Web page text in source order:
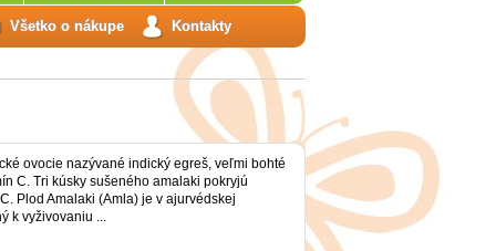
ovocie nazývané indický egreš, veľmi bohté
C. Tri kúsky sušeného amalaki pokryjú
Plod Amalaki (Amla) je v ajurvédskej
k vyživovaniu ...
Všetko o nákupe Kontakty